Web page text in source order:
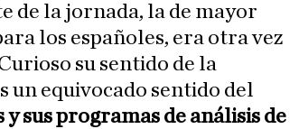
de la jornada, la de mayor
los españoles, era otra vez
su sentido de la
un equivocado sentido del
sus programas de análisis de